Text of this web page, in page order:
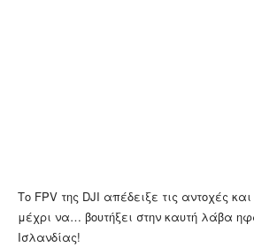
Το FPV της DJI απέδειξε τις αντοχές και
μέχρι να… βουτήξει στην καυτή λάβα
Ισλανδίας!